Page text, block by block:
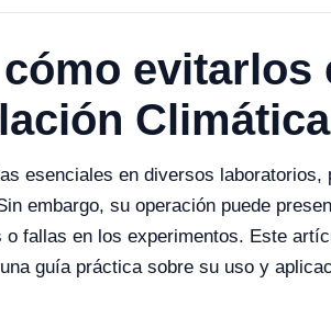
evitarlos
esenciales en diversos
embargo, su operación puede
fallas en los experimentos. Este
guía práctica sobre su uso y